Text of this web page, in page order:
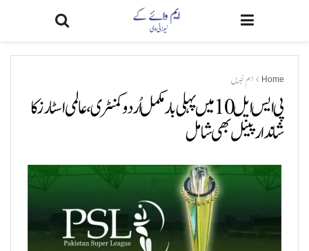
Home اہم خبریں
پی ایس ایل 10 میں پہلی بار مکمل اُردو کمنٹری، عالمی اسٹارز کا
شاندار پینل بھی شامل